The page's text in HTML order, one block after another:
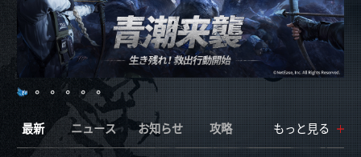
最新 ニュース お知らせ 攻略 もっと見る
ニックネーム：
アカウントID：
サーバー：
Eメールアドレス：
携帯電話番号： (任意)